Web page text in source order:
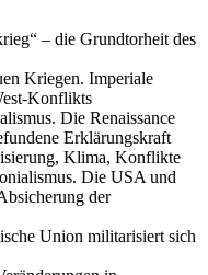
– die Grundtorheit des
Kriegen. Imperiale
Konflikts
Die Renaissance
Erklärungskraft
Klima, Konflikte
Die USA und
der
Union militarisiert sich